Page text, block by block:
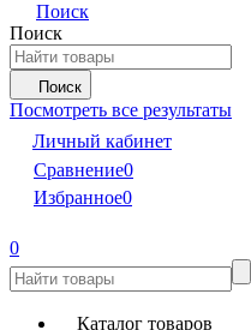
Поиск
Поиск
Поиск
Посмотреть все результаты
Личный кабинет
Сравнение0
Избранное0
0
Каталог товаров